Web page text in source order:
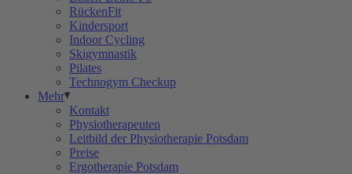
RückenFit
Kindersport
Indoor Cycling
Skigymnastik
Pilates
Technogym Checkup
Mehr
Kontakt
Physiotherapeuten
Leitbild der Physiotherapie Potsdam
Preise
Ergotherapie Potsdam